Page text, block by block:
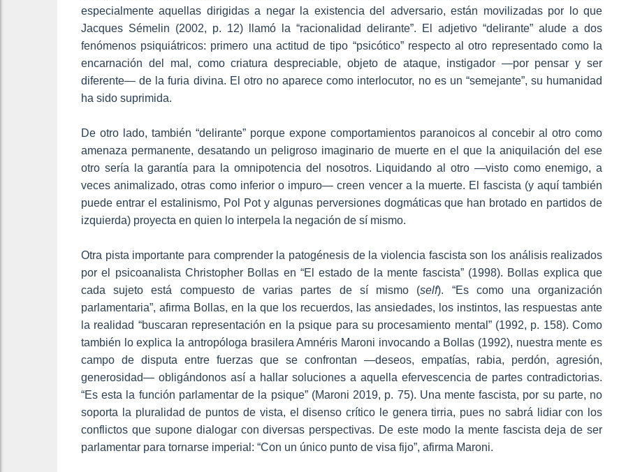
especialmente aquellas dirigidas a negar la existencia del adversario, están movilizadas por lo que
Jacques Sémelin (2002, p. 12) llamó la “racionalidad delirante”. El adjetivo “delirante” alude a dos
fenómenos psiquiátricos: primero una actitud de tipo “psicótico” respecto al otro representado como la
encarnación del mal, como criatura despreciable, objeto de ataque, instigador —por pensar y ser
diferente— de la furia divina. El otro no aparece como interlocutor, no es un “semejante”, su humanidad
ha sido suprimida.
De otro lado, también “delirante” porque expone comportamientos paranoicos al concebir al otro como
amenaza permanente, desatando un peligroso imaginario de muerte en el que la aniquilación del ese
otro sería la garantía para la omnipotencia del nosotros. Liquidando al otro —visto como enemigo, a
veces animalizado, otras como inferior o impuro— creen vencer a la muerte. El fascista (y aquí también
puede entrar el estalinismo, Pol Pot y algunas perversiones dogmáticas que han brotado en partidos de
izquierda) proyecta en quien lo interpela la negación de sí mismo.
Otra pista importante para comprender la patogénesis de la violencia fascista son los análisis realizados
por el psicoanalista Christopher Bollas en “El estado de la mente fascista” (1998). Bollas explica que
cada sujeto está compuesto de varias partes de sí mismo (self). “Es como una organización
parlamentaria”, afirma Bollas, en la que los recuerdos, las ansiedades, los instintos, las respuestas ante
la realidad “buscaran representación en la psique para su procesamiento mental” (1992, p. 158). Como
también lo explica la antropóloga brasilera Amnéris Maroni invocando a Bollas (1992), nuestra mente es
campo de disputa entre fuerzas que se confrontan —deseos, empatías, rabia, perdón, agresión,
generosidad— obligándonos así a hallar soluciones a aquella efervescencia de partes contradictorias.
“Es esta la función parlamentar de la psique” (Maroni 2019, p. 75). Una mente fascista, por su parte, no
soporta la pluralidad de puntos de vista, el disenso crítico le genera tirria, pues no sabrá lidiar con los
conflictos que supone dialogar con diversas perspectivas. De este modo la mente fascista deja de ser
parlamentar para tornarse imperial: “Con un único punto de visa fijo”, afirma Maroni.